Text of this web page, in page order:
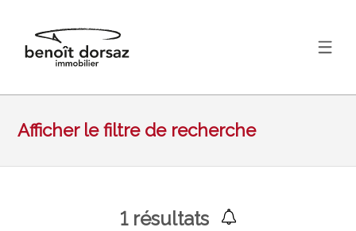
Afficher le filtre de recherche
1résultats